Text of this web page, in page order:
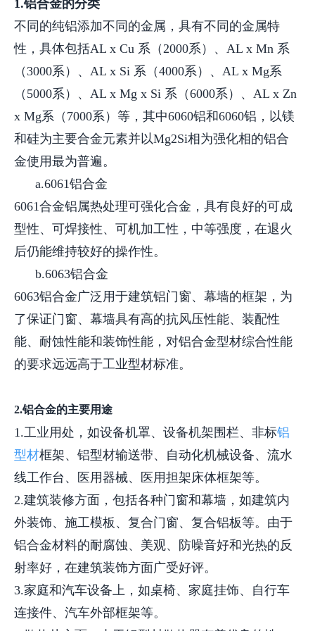
1.铝合金的分类
不同的纯铝添加不同的金属，具有不同的金属特
性，具体包括AL x Cu 系（2000系）、AL x Mn 系
（3000系）、AL x Si 系（4000系）、AL x Mg系
（5000系）、AL x Mg x Si 系（6000系）、AL x Zn
x Mg系（7000系）等，其中6060铝和6060铝，以镁
和硅为主要合金元素并以Mg2Si相为强化相的铝合
金使用最为普遍。
a.6061铝合金
6061合金铝属热处理可强化合金，具有良好的可成
型性、可焊接性、可机加工性，中等强度，在退火
后仍能维持较好的操作性。
b.6063铝合金
6063铝合金广泛用于建筑铝门窗、幕墙的框架，为
了保证门窗、幕墙具有高的抗风压性能、装配性
能、耐蚀性能和装饰性能，对铝合金型材综合性能
的要求远远高于工业型材标准。
2.铝合金的主要用途
1.工业用处，如设备机罩、设备机架围栏、非标铝
型材框架、铝型材输送带、自动化机械设备、流水
线工作台、医用器械、医用担架床体框架等。
2.建筑装修方面，包括各种门窗和幕墙，如建筑内
外装饰、施工模板、复合门窗、复合铝板等。由于
铝合金材料的耐腐蚀、美观、防噪音好和光热的反
射率好，在建筑装饰方面广受好评。
3.家庭和汽车设备上，如桌椅、家庭挂饰、自行车
连接件、汽车外部框架等。